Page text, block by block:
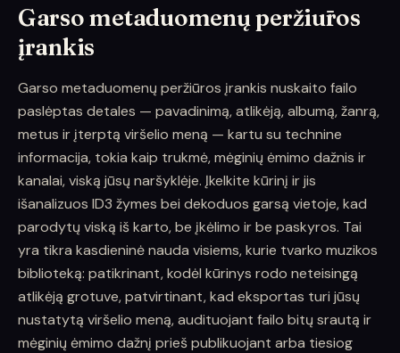
Garso metaduomenų peržiūros
įrankis
Garso metaduomenų peržiūros įrankis nuskaito failo
paslėptas detales — pavadinimą, atlikėją, albumą, žanrą,
metus ir įterptą viršelio meną — kartu su technine
informacija, tokia kaip trukmė, mėginių ėmimo dažnis ir
kanalai, viską jūsų naršyklėje. Įkelkite kūrinį ir jis
išanalizuos ID3 žymes bei dekoduos garsą vietoje, kad
parodytų viską iš karto, be įkėlimo ir be paskyros. Tai
yra tikra kasdieninė nauda visiems, kurie tvarko muzikos
biblioteką: patikrinant, kodėl kūrinys rodo neteisingą
atlikėją grotuve, patvirtinant, kad eksportas turi jūsų
nustatytą viršelio meną, audituojant failo bitų srautą ir
mėginių ėmimo dažnį prieš publikuojant arba tiesiog